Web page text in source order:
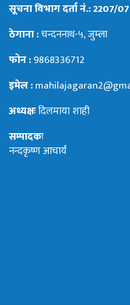
सूचना विभाग दर्ता नं.: 2207/
ठेगाना :चन्दननाथ-५, जुम्ला
फोन :9868336712
इमेल :
अध्यक्षःदिलमाया शाही
सम्पादकः
नन्दकृष्ण आचार्य